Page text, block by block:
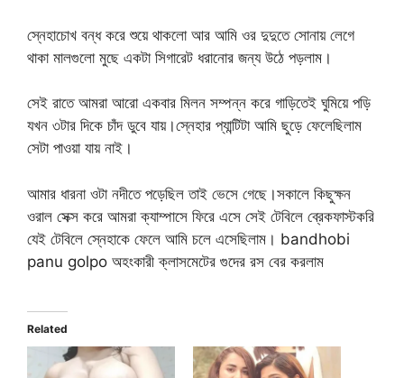
স্নেহাচোখ বন্ধ করে শুয়ে থাকলো আর আমি ওর দুদুতে সোনায় লেগে
থাকা মালগুলো মুছে একটা সিগারেট ধরানোর জন্য উঠে পড়লাম।
সেই রাতে আমরা আরো একবার মিলন সম্পন্ন করে গাড়িতেই ঘুমিয়ে পড়ি
যখন ৩টার দিকে চাঁদ ডুবে যায়।স্নেহার প্যান্টিটা আমি ছুড়ে ফেলেছিলাম
সেটা পাওয়া যায় নাই।
আমার ধারনা ওটা নদীতে পড়েছিল তাই ভেসে গেছে।সকালে কিছুক্ষন
ওরাল সেক্স করে আমরা ক্যাম্পাসে ফিরে এসে সেই টেবিলে ব্রেকফাস্টকরি
যেই টেবিলে স্নেহাকে ফেলে আমি চলে এসেছিলাম। bandhobi
panu golpo অহংকারী ক্লাসমেটের গুদের রস বের করলাম
Related